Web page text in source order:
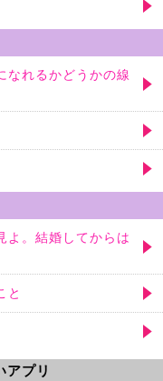
なれるかどうかの線
よ。結婚してからは
と
アプリ